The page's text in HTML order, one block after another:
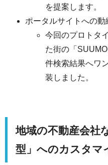
を提案します。
ポータルサイトへの動
今回のプロトタ
た街の「
件検索結果へワ
装しました。
地域の不動産会社
型」へのカスタマ